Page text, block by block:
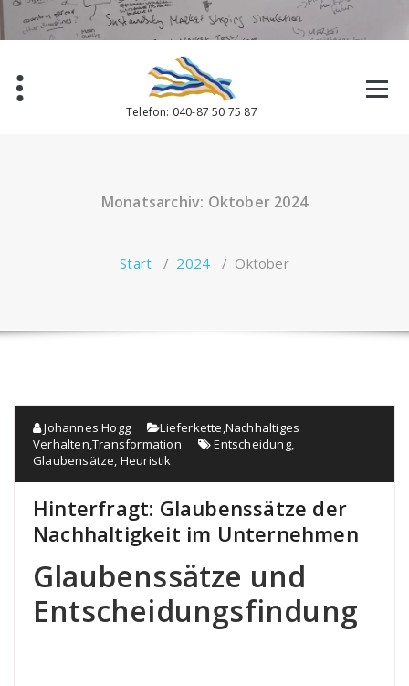
Zum
Inhalt
springen
Telefon: 040-87 50 75 87
Monatsarchiv: Oktober 2024
Start / 2024 / Oktober
Johannes Hogg Lieferkette,Nachhaltiges
Verhalten,Transformation Entscheidung,
Glaubensätze, Heuristik
Hinterfragt: Glaubenssätze der
Nachhaltigkeit im Unternehmen
Glaubenssätze und
Entscheidungsfindung